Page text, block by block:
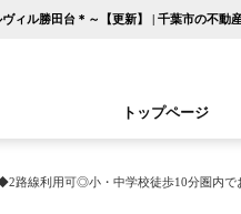
トップページ
千葉エリア
路線利用可◎小・中学校徒歩10分圏内で